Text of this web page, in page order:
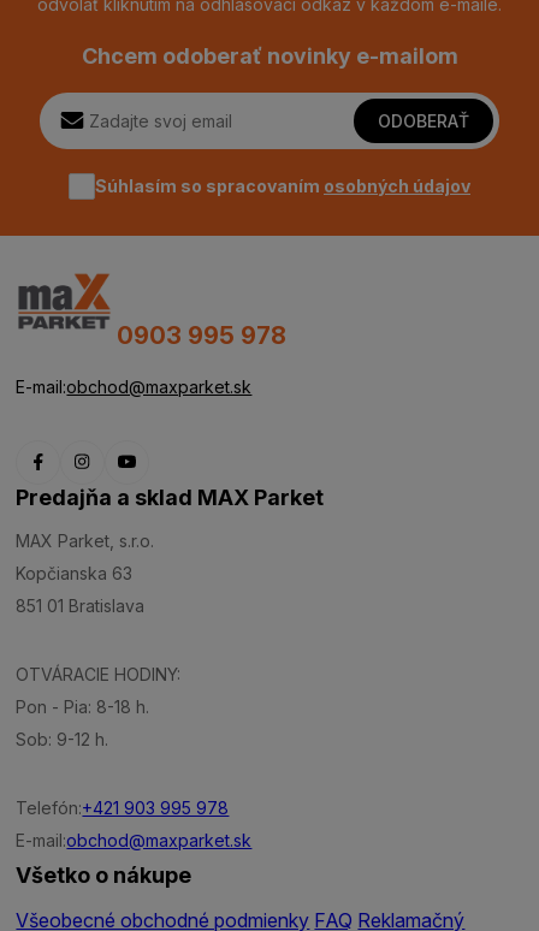
Chcem odoberať novinky e-mailom
ODOBERAŤ
Súhlasím so spracovaním osobných údajov
0903 995 978
E-mail:obchod@maxparket.sk
Predajňa a sklad MAX Parket
MAX Parket, s.r.o.
Kopčianska 63
851 01 Bratislava
OTVÁRACIE HODINY:
Pon - Pia: 8-18 h.
Sob: 9-12 h.
Telefón:+421 903 995 978
E-mail:obchod@maxparket.sk
Všetko o nákupe
Všeobecné obchodné podmienky FAQ Reklamačný